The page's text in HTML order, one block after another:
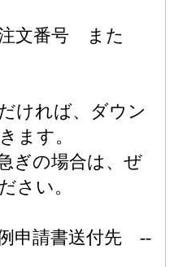
文番号 また
ければ、ダウン
ます。
ぎの場合は、ぜ
さい。
申請書送付先 --